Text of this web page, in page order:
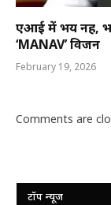
एआई में भय नहीं,
‘MANAV’ विजन
February 19, 2026
Comments are
टॉप न्यूज